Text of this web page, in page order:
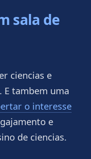
sala de
ciencias e
tambem uma
o interesse
e
de ciencias.